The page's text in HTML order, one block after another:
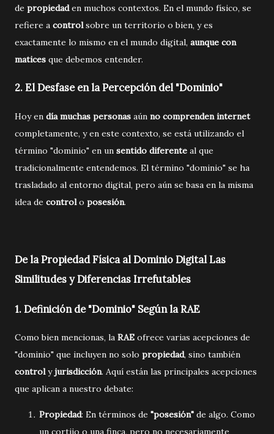
de propiedaden muchos contextos. En el mundo físico, se
refiere a controlsobre un territorio o bien, y es
exactamente lo mismo en el mundo digital, aunque con
matices que debemos entender.
2. El Desfase en la Percepción del "Dominio"
Hoy en día muchas personas aún no comprenden internet
completamente, y en este contexto, se está utilizando el
término "dominio" en un sentido diferente al que
tradicionalmente entendemos. El término "dominio" se ha
trasladado al entorno digital, pero aún se basa en la misma
idea de control o posesión.
De la Propiedad Física al Dominio Digital Las
Similitudes y Diferencias Irrefutables
1. Definición de "Dominio" Según la RAE
Como bien mencionas, la RAE ofrece varias acepciones de
"dominio" que incluyen no solo propiedad, sino también
controlyjurisdicción. Aquí están las principales acepciones
que aplican a nuestro debate:
Propiedad: En términos de "posesión" de algo. Como
un cortijo o una finca, pero no necesariamente